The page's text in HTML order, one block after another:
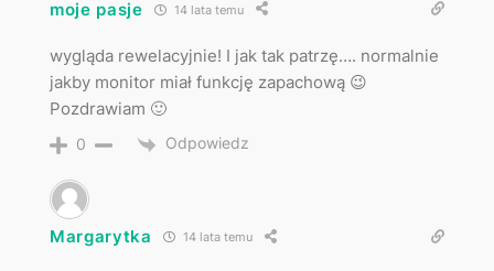
moje pasje 14 lata temu
wygląda rewelacyjnie! I jak tak patrzę…. normalnie
jakby monitor miał funkcję zapachową 😉
Pozdrawiam 🙂
0 Odpowiedz
Margarytka 14 lata temu